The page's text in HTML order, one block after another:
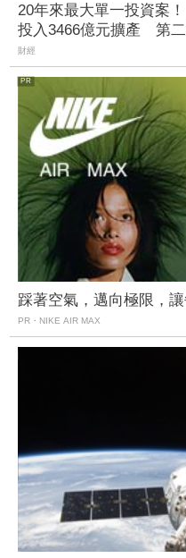
20年來最大單一投資案
投入3466億元擴產 第
財經
踩著空氣，邁向極限，
PR・NIKE AIR MAX